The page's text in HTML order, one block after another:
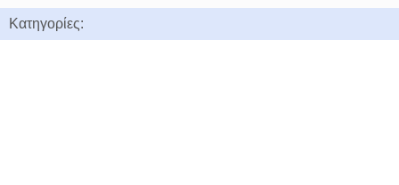
Κατηγορίες: